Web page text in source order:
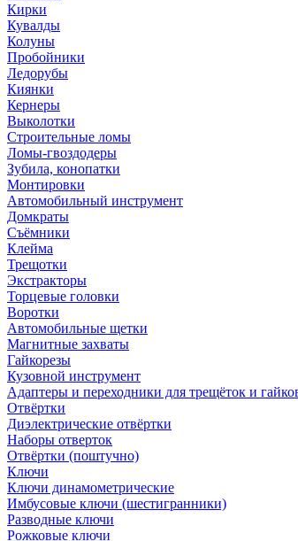
Кирки
Кувалды
Колуны
Пробойники
Ледорубы
Киянки
Кернеры
Выколотки
Строительные ломы
Ломы-гвоздодеры
Зубила, конопатки
Монтировки
Автомобильный инструмент
Домкраты
Съёмники
Клейма
Трещотки
Экстракторы
Торцевые головки
Воротки
Автомобильные щетки
Магнитные захваты
Гайкорезы
Кузовной инструмент
Адаптеры и переходники для трещёток и
Отвёртки
Диэлектрические отвёртки
Наборы отверток
Отвёртки (поштучно)
Ключи
Ключи динамометрические
Имбусовые ключи (шестигранники)
Разводные ключи
Рожковые ключи